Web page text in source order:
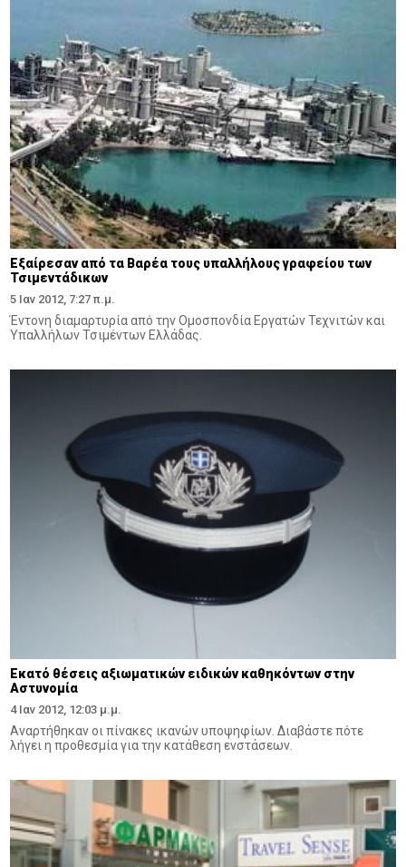
Εξαίρεσαν από τα Βαρέα τους υπαλλήλους γραφείου των
Τσιμεντάδικων
5 Ιαν 2012, 7:27 π.μ.
Έντονη διαμαρτυρία από την Ομοσπονδία Εργατών Τεχνιτών και
Υπαλλήλων Τσιμέντων Ελλάδας.
Εκατό θέσεις αξιωματικών ειδικών καθηκόντων στην
Αστυνομία
4 Ιαν 2012, 12:03 μ.μ.
Αναρτήθηκαν οι πίνακες ικανών υποψηφίων. Διαβάστε πότε
λήγει η προθεσμία για την κατάθεση ενστάσεων.